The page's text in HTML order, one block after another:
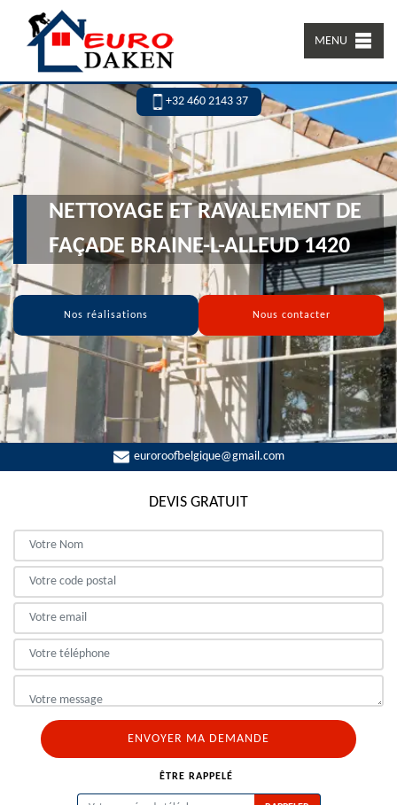
MENU
+32 460 2143 37
NETTOYAGE ET RAVALEMENT DE
FAÇADE BRAINE-L-ALLEUD 1420
Nos réalisations Nous contacter
euroroofbelgique@gmail.com
DEVIS GRATUIT
ÊTRE RAPPELÉ